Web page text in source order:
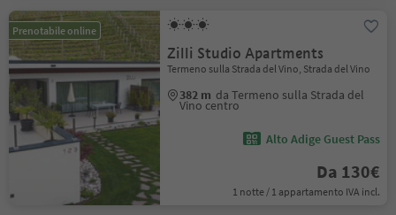
Prenotabile online
Zilli Studio Apartments
Termeno sulla Strada del Vino, Strada del Vino
382 m da Termeno sulla Strada del
Vino centro
Alto Adige Guest Pass
Da 130€
1 notte / 1 appartamento IVA incl.